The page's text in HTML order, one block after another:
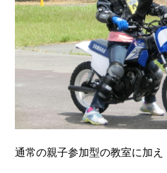
通常の親子参加型の教室に加え